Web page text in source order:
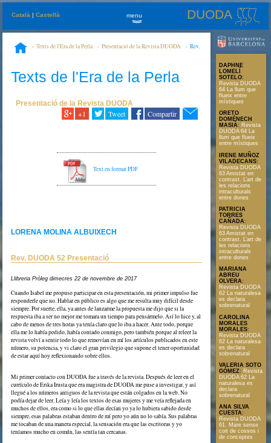
Català |Castellà DUODA
menu
»
Texts de l'Era de la Perla Presentació de la Revista DUODA
Rev.
Texts de l'Era de la Perla
Presentació de la Revista DUODA
+1 Tweet Compartir
Text en format PDF
LORENA MOLINA ALBUIXECH
Rev. DUODA 52 Presentació
Llibreria Pròleg dimecres 22 de novembre de 2017
Cuando Isabel me propuso participar en esta presentación, mi primer impulso fue
responderle que no. Hablar en público es algo que me resulta muy difícil desde
siempre. Por suerte, ella, ya antes de lanzarme la propuesta me dijo que si la
respuesta iba a ser no mejor me tomara un tiempo para pensármelo. Así lo hice y, al
cabo de menos de tres horas ya tenía claro que lo iba a hacer. Ante todo, porque
ella me lo había pedido, había contado conmigo, pero también porque al releer la
revista volví a sentir todo lo que removían en mí los artículos publicados en este
número, su potencia, y vi claro el gran privilegio que supone el tener oportunidad
de estar aquí hoy reflexionando sobre ellos.
Mi primer contacto con DUODA fue a través de la revista. Después de leer en el
currículo de Erika Irusta que era magistra de DUODA me puse a investigar, y así
llegué a los números antiguos de la revista que están colgados en la web. No
podía dejar de leer. Leía y leía los textos de esas mujeres y me veía reflejada en
muchos de ellos, era como si lo que ellas decían yo ya lo hubiera sabido desde
siempre, esas palabras estaban dentro de mí pero yo aún no lo sabía. Sus palabras
me tocaban de una manera especial, la sensación era que las escritoras y yo
teníamos mucho en común, las sentía tan cercanas.
DAPHNE
LOMELÍ
SOTELO:
Revista DUODA
64 La llum que
flueix entre
místiques
ORETO
DOMÉNECH
MASIÀ: Revista
DUODA 64 La
llum que flueix
entre místiques
IRENE MUÑOZ
VILADECANS:
Revista DUODA
63 Amistat en
contrast. L’art de
les relacions
intraculturals
entre dones
PATRICIA
TORRES
CAÑADA:
Revista DUODA
63 Amistat en
contrast. L’art de
les relacions
intraculturals
entre dones
MARIANA
ABREU
OLVERA:
Revista DUODA
62 La naturalesa
es declara
sobrenatural
CAROLINA
MORALES
MORALES:
Revista DUODA
62 La naturalesa
es declara
sobrenatural
VALERIA SOTO
GÓMEZ: Revista
DUODA 62 La
naturalesa es
declara
sobrenatural
ANA SILVA
CUESTA:
Revista DUODA
61. Mare sense
coit de cossos i
de conceptes